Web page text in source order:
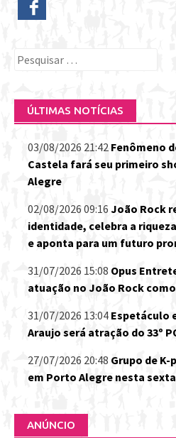
Pesquisar
ÚLTIMAS NOTÍCIAS
03/08/2026 21:42 Fenômeno
Castela fará seu primeiro
Alegre
02/08/2026 09:16 João Rock
identidade, celebra a
e aponta para um futuro
31/07/2026 15:08 Opus
atuação no João Rock
31/07/2026 13:04 Espetáculo
Araujo será atração do 33º
27/07/2026 20:48 Grupo de K-
em Porto Alegre nesta
ANÚNCIO